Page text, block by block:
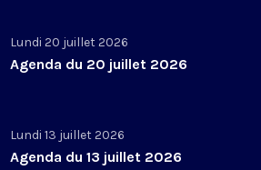
Lundi 20 juillet 2026
Agenda du 20 juillet 2026
Lundi 13 juillet 2026
Agenda du 13 juillet 2026